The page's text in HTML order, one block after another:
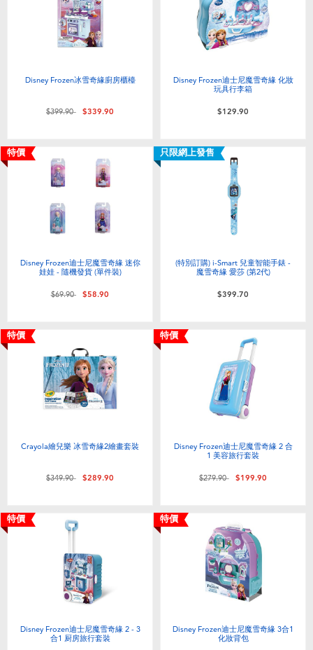
電池
Disney Frozen冰雪奇緣廚房櫃檯
價格從
$399.90至$339.90
Disney Frozen迪士尼魔雪奇緣 化妝
玩具行李箱
$129.90
特價
Disney Frozen迪士尼魔雪奇緣 迷你
娃娃 - 隨機發貨 (單件裝)
價格從
$69.90至$58.90
只限網上發售
(特別訂購) i-Smart 兒童智能手錶 -
魔雪奇緣 愛莎 (第2代)
$399.70
特價
Crayola繪兒樂 冰雪奇緣2繪畫套裝
價格從
$349.90至$289.90
特價
Disney Frozen迪士尼魔雪奇緣 2 合
1 美容旅行套裝
價格從
$279.90至$199.90
特價
Disney Frozen迪士尼魔雪奇緣 2 - 3
合1 厨房旅行套裝
特價
Disney Frozen迪士尼魔雪奇緣 3合1
化妝背包